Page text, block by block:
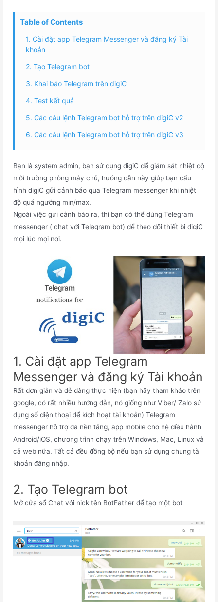
Table of Contents
1. Cài đặt app Telegram Messenger và đăng ký Tài
khoản
2. Tạo Telegram bot
3. Khai báo Telegram trên digiC
4. Test kết quả
5. Các câu lệnh Telegram bot hỗ trợ trên digiC v2
6. Các câu lệnh Telegram bot hỗ trợ trên digiC v3
Bạn là system admin, bạn sử dụng digiC để giám sát nhiệt độ
môi trường phòng máy chủ, hướng dẫn này giúp bạn cấu
hình digiC gửi cảnh báo qua Telegram messenger khi nhiệt
độ quá ngưỡng min/max.
Ngoài việc gửi cảnh báo ra, thì bạn có thể dùng Telegram
messenger ( chat với Telegram bot) để theo dõi thiết bị digiC
mọi lúc mọi nơi.
1. Cài đặt app Telegram
Messenger và đăng ký Tài khoản
Rất đơn giản và dễ dàng thực hiện (bạn hãy tham khảo trên
google, có rất nhiều hướng dẫn, nó giống như Viber/ Zalo sử
dụng số điện thoại để kích hoạt tài khoản).Telegram
messenger hỗ trợ đa nền tảng, app mobile cho hệ điều hành
Android/iOS, chương trình chạy trên Windows, Mac, Linux và
cả web nữa. Tất cả đều đồng bộ nếu bạn sử dụng chung tài
khoản đăng nhập.
2. Tạo Telegram bot
Mở cửa sổ Chat với nick tên BotFather để tạo một bot